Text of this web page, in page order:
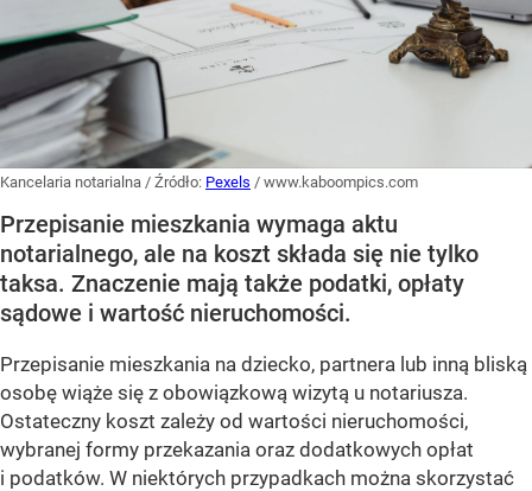
Kancelaria notarialna / Źródło: Pexels / www.kaboompics.com
Przepisanie mieszkania wymaga aktu
notarialnego, ale na koszt składa się nie tylko
taksa. Znaczenie mają także podatki, opłaty
sądowe i wartość nieruchomości.
Przepisanie mieszkania na dziecko, partnera lub inną bliską
osobę wiąże się z obowiązkową wizytą u notariusza.
Ostateczny koszt zależy od wartości nieruchomości,
wybranej formy przekazania oraz dodatkowych opłat
i podatków. W niektórych przypadkach można skorzystać